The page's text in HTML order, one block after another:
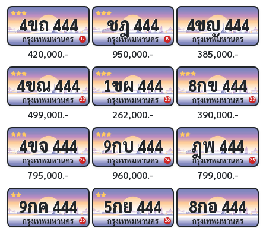
19
4ขถ444
กรุงเทพมหานคร
420,000.-
19
ชฎ444
กรุงเทพมหานคร
950,000.-
4ขญ444
กรุงเทพมหานคร
385,000.-
23
4ขณ444
กรุงเทพมหานคร
499,000.-
23
1ขผ444
กรุงเทพมหานคร
262,000.-
23
8กข444
กรุงเทพมหานคร
390,000.-
24
4ขจ444
กรุงเทพมหานคร
795,000.-
24
9กบ444
กรุงเทพมหานคร
960,000.-
25
ฎพ444
กรุงเทพมหานคร
799,000.-
26
9กค444
กรุงเทพมหานคร 26
5กย444
กรุงเทพมหานคร
8กอ444
กรุงเทพมหานคร